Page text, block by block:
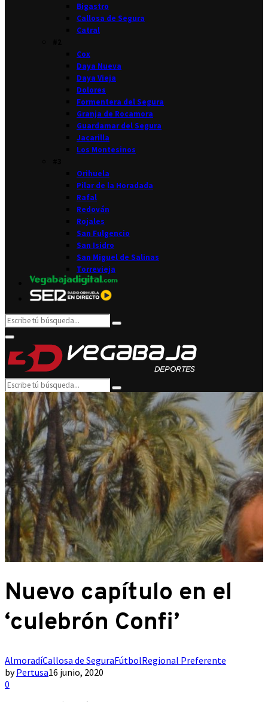
Bigastro
Callosa de Segura
Catral
Cox
Daya Nueva
Daya Vieja
Dolores
Formentera del Segura
Granja de Rocamora
Guardamar del Segura
Jacarilla
Los Montesinos
Orihuela
Pilar de la Horadada
Rafal
Redován
Rojales
San Fulgencio
San Isidro
San Miguel de Salinas
Torrevieja
Search
for:
Search
Primary
Menu
Search
for:
Search
Nuevo capítulo en el
‘culebrón Confi’
AlmoradíCallosa de SeguraFútbolRegional Preferente
byPertusa16 junio, 2020
0